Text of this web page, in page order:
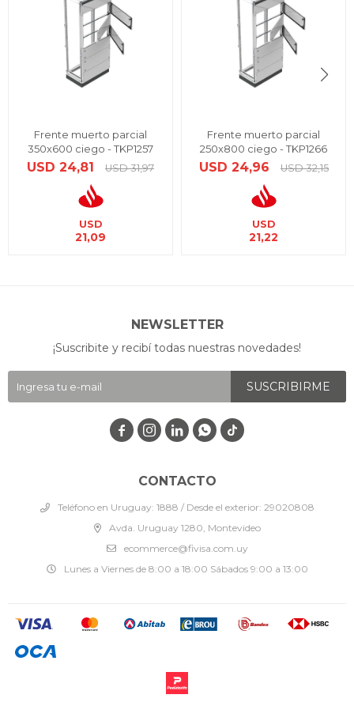
Frente muerto parcial
350x600 ciego - TKP1257
USD 24,81 USD 31,97
USD
21,09
Frente muerto parcial
250x800 ciego - TKP1266
USD 24,96 USD 32,15
USD
21,22
CONTACTO
Teléfono en Uruguay: 1888 / Desde el exterior: 29020808
Avda. Uruguay 1280, Montevideo
ecommerce@fivisa.com.uy
Lunes a Viernes de 8:00 a 18:00 Sábados 9:00 a 13:00
NEWSLETTER
¡Suscribite y recibí todas nuestras novedades!
SUSCRIBIRME
   